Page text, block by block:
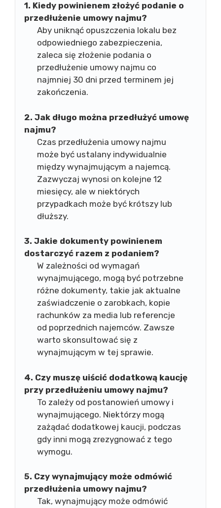
1. Kiedy powinienem złożyć podanie o
przedłużenie umowy najmu?
Aby uniknąć opuszczenia lokalu bez
odpowiedniego zabezpieczenia,
zaleca się złożenie podania o
przedłużenie umowy najmu co
najmniej 30 dni przed terminem jej
zakończenia.
2. Jak długo można przedłużyć umowę
najmu?
Czas przedłużenia umowy najmu
może być ustalany indywidualnie
między wynajmującym a najemcą.
Zazwyczaj wynosi on kolejne 12
miesięcy, ale w niektórych
przypadkach może być krótszy lub
dłuższy.
3. Jakie dokumenty powinienem
dostarczyć razem z podaniem?
W zależności od wymagań
wynajmującego, mogą być potrzebne
różne dokumenty, takie jak aktualne
zaświadczenie o zarobkach, kopie
rachunków za media lub referencje
od poprzednich najemców. Zawsze
warto skonsultować się z
wynajmującym w tej sprawie.
4. Czy muszę uiścić dodatkową kaucję
przy przedłużeniu umowy najmu?
To zależy od postanowień umowy i
wynajmującego. Niektórzy mogą
zażądać dodatkowej kaucji, podczas
gdy inni mogą zrezygnować z tego
wymogu.
5. Czy wynajmujący może odmówić
przedłużenia umowy najmu?
Tak, wynajmujący może odmówić